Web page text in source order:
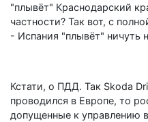
"плывёт" Краснодарский
частности? Так вот, с
- Испания "плывёт" ничуть
Кстати, о ПДД. Так Skoda
проводился в Европе, то
допущенные к управлению